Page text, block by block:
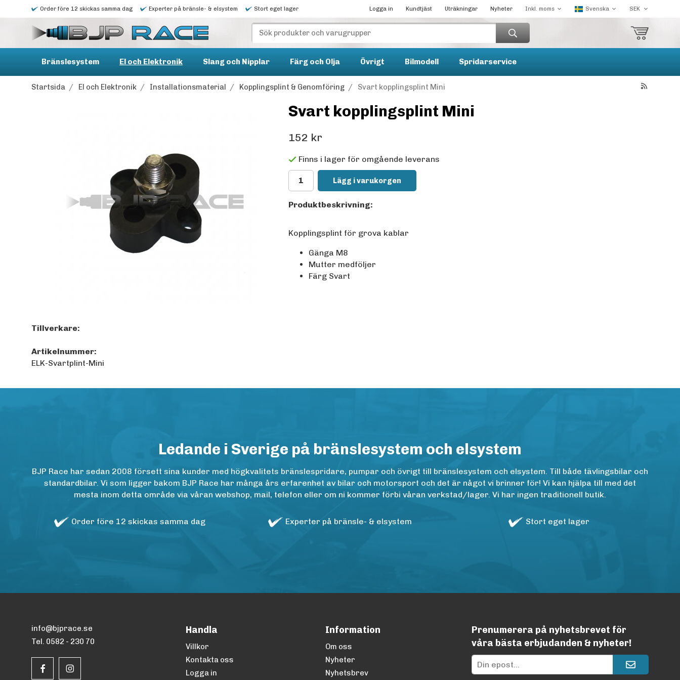
Order före 12 skickas samma dag Experter på bränsle- & elsystem Stort eget lager Logga in Kundtjäst Uträkningar Nyheter
Bränslesystem El och Elektronik Slang och Nipplar Färg och Olja Övrigt Bilmodell Spridarservice
Startsida / El och Elektronik / Installationsmaterial / Kopplingsplint & Genomföring / Svart kopplingsplint Mini
Svart kopplingsplint Mini
152 kr
Finns i lager för omgående leverans
Lägg i varukorgen
Produktbeskrivning:
Kopplingsplint för grova kablar
Gänga M8
Mutter medföljer
Färg Svart
Tillverkare:
Artikelnummer:
ELK-Svartplint-Mini
Ledande i Sverige på bränslesystem och elsystem
BJP Race har sedan 2008 försett sina kunder med högkvalitets bränslespridare, pumpar och övrigt till bränslesystem och elsystem. Till både tävlingsbilar och
standardbilar. Vi som ligger bakom BJP Race har många års erfarenhet av bilar och motorsport och det är något vi brinner för! Vi kan hjälpa till med det
mesta inom detta område via våran webshop, mail, telefon eller om ni kommer förbi våran verkstad/lager. Vi har ingen traditionell butik.
Order före 12 skickas samma dag Experter på bränsle- & elsystem Stort eget lager
info@bjprace.se
Tel. 0582 - 230 70
Handla
Villkor
Kontakta oss
Logga in
Information
Om oss
Nyheter
Nyhetsbrev
Prenumerera på nyhetsbrevet för
våra bästa erbjudanden & nyheter!